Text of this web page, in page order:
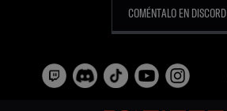
COMÉNTALO EN DISCORD